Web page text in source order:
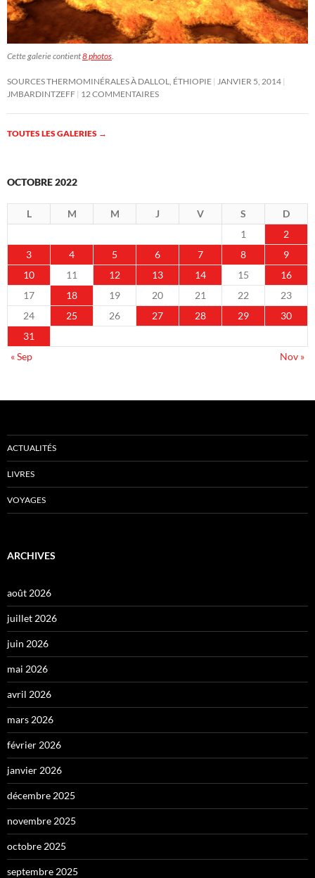
Cette galerie contient8 photos
SOURCES THERMOMINÉRALES À DALLOL, ÉTHIOPIE
JANVIER 5, 2014
JMBARDINTZEFF 12 COMMENTAIRES
TOUTES LES GALERIES →
OCTOBRE 2022
L M M J V S
D
1
2
3
4 5 6 7 8
9
10
11 12 13 14 15
16
17
18 19 20 21 22
23
24
25 26 27 28 29
30
31
« Sep
Nov »
ACTUALITÉS
LIVRES
VOYAGES
ARCHIVES
août 2026
juillet 2026
juin 2026
mai 2026
avril 2026
mars 2026
février 2026
janvier 2026
décembre 2025
novembre 2025
octobre 2025
septembre 2025